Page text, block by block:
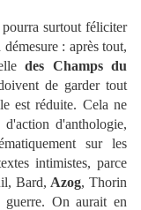
pourra surtout féliciter
: après tout,
des Champs du
de garder tout
est réduite. Cela ne
d'action d'anthologie,
sur les
intimistes, parce
Bard, Azog, Thorin
On aurait en